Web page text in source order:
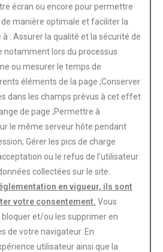
écran ou encore pour permettre
manière optimale et faciliter la
: Assurer la qualité et la sécurité de
notamment lors du processus
ou mesurer le temps de
éléments de la page ;Conserver
dans les champs prévus à cet effet
de page ;Permettre à
le même serveur hôte pendant
Gérer les pics de charge
ou le refus de l’utilisateur
collectées sur le site.
en vigueur, ils sont
votre consentement. Vous
et/ou les supprimer en
de votre navigateur. En
utilisateur ainsi que la